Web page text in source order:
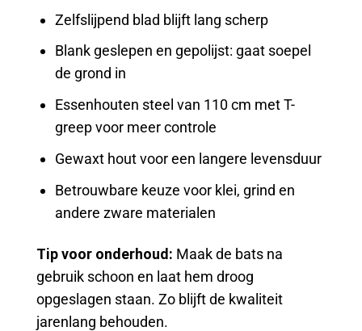
Zelfslijpend blad blijft lang scherp
Blank geslepen en gepolijst: gaat soepel
de grond in
Essenhouten steel van 110 cm met T-
greep voor meer controle
Gewaxt hout voor een langere levensduur
Betrouwbare keuze voor klei, grind en
andere zware materialen
Tip voor onderhoud: Maak de bats na
gebruik schoon en laat hem droog
opgeslagen staan. Zo blijft de kwaliteit
jarenlang behouden.